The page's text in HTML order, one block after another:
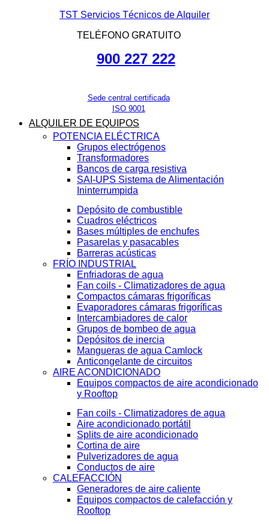
TST Servicios Técnicos de Alquiler
TELÉFONO GRATUITO
900 227 222
Sede central certificada
ISO 9001
ALQUILER DE EQUIPOS
POTENCIA ELÉCTRICA
Grupos electrógenos
Transformadores
Bancos de carga resistiva
SAI-UPS Sistema de Alimentación
Ininterrumpida
Depósito de combustible
Cuadros eléctricos
Bases múltiples de enchufes
Pasarelas y pasacables
Barreras acústicas
FRÍO INDUSTRIAL
Enfriadoras de agua
Fan coils - Climatizadores de agua
Compactos cámaras frigoríficas
Evaporadores cámaras frigoríficas
Intercambiadores de calor
Grupos de bombeo de agua
Depósitos de inercia
Mangueras de agua Camlock
Anticongelante de circuitos
AIRE ACONDICIONADO
Equipos compactos de aire acondicionado
y Rooftop
Fan coils - Climatizadores de agua
Aire acondicionado portátil
Splits de aire acondicionado
Cortina de aire
Pulverizadores de agua
Conductos de aire
CALEFACCIÓN
Generadores de aire caliente
Equipos compactos de calefacción y
Rooftop